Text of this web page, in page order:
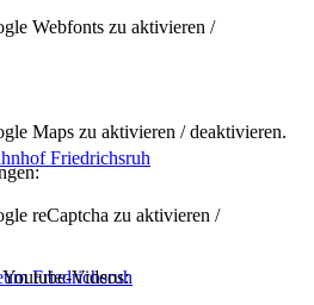
Friedrichsruh
Friedrichsruh
Webfonts zu aktivieren /
Maps zu aktivieren / deaktivieren.
reCaptcha zu aktivieren /
Videos: